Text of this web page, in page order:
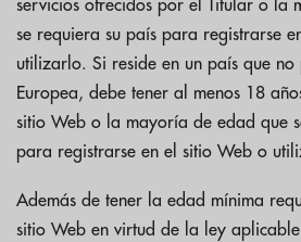
se requiera su país para registrarse
utilizarlo. Si reside en un país que
Europea, debe tener al menos 18
sitio Web o la mayoría de edad que
para registrarse en el sitio Web o
Además de tener la edad mínima
sitio Web en virtud de la ley